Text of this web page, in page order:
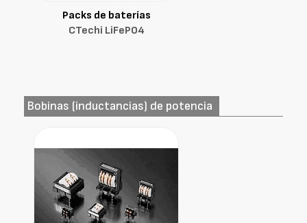
Packs de baterías
CTechi LiFePO4
Bobinas (inductancias) de potencia